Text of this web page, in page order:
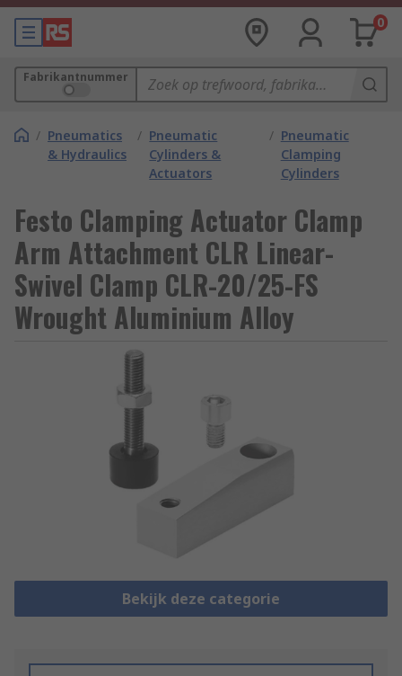
0
Fabrikantnummer
/ Pneumatics
& Hydraulics
/ Pneumatic
Cylinders &
Actuators
/ Pneumatic
Clamping
Cylinders
Festo Clamping Actuator Clamp
Arm Attachment CLR Linear-
Swivel Clamp CLR-20/25-FS
Wrought Aluminium Alloy
Bekijk deze categorie